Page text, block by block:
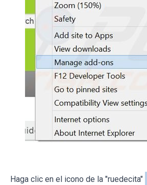
Haga clic en el icono de la "ruedecita"